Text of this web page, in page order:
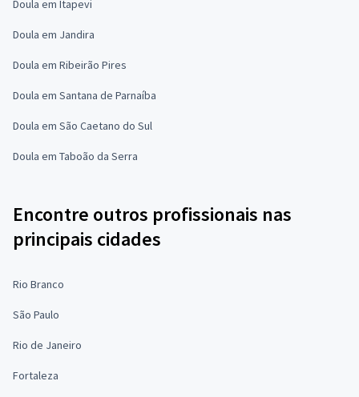
Doula em Itapevi
Doula em Jandira
Doula em Ribeirão Pires
Doula em Santana de Parnaíba
Doula em São Caetano do Sul
Doula em Taboão da Serra
Encontre outros profissionais nas
principais cidades
Rio Branco
São Paulo
Rio de Janeiro
Fortaleza